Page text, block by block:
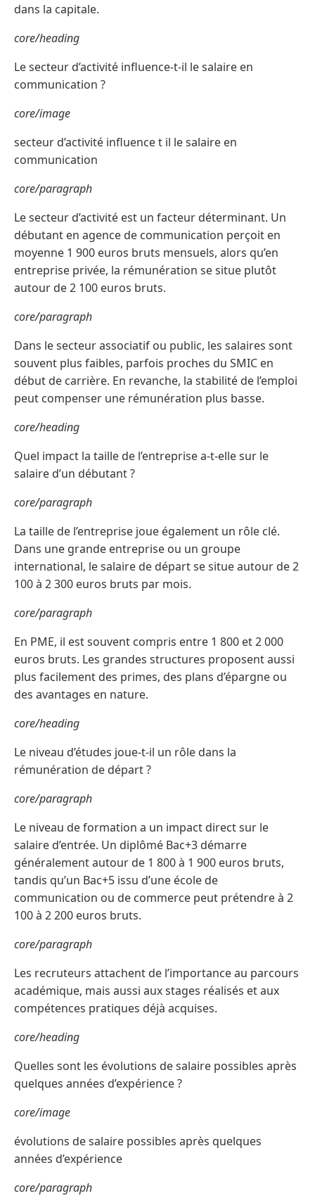
dans la capitale.
core/heading
Le secteur d’activité influence-t-il le salaire en
communication ?
core/image
secteur d’activité influence t il le salaire en
communication
core/paragraph
Le secteur d’activité est un facteur déterminant. Un
débutant en agence de communication perçoit en
moyenne 1 900 euros bruts mensuels, alors qu’en
entreprise privée, la rémunération se situe plutôt
autour de 2 100 euros bruts.
core/paragraph
Dans le secteur associatif ou public, les salaires sont
souvent plus faibles, parfois proches du SMIC en
début de carrière. En revanche, la stabilité de l’emploi
peut compenser une rémunération plus basse.
core/heading
Quel impact la taille de l’entreprise a-t-elle sur le
salaire d’un débutant ?
core/paragraph
La taille de l’entreprise joue également un rôle clé.
Dans une grande entreprise ou un groupe
international, le salaire de départ se situe autour de 2
100 à 2 300 euros bruts par mois.
core/paragraph
En PME, il est souvent compris entre 1 800 et 2 000
euros bruts. Les grandes structures proposent aussi
plus facilement des primes, des plans d’épargne ou
des avantages en nature.
core/heading
Le niveau d’études joue-t-il un rôle dans la
rémunération de départ ?
core/paragraph
Le niveau de formation a un impact direct sur le
salaire d’entrée. Un diplômé Bac+3 démarre
généralement autour de 1 800 à 1 900 euros bruts,
tandis qu’un Bac+5 issu d’une école de
communication ou de commerce peut prétendre à 2
100 à 2 200 euros bruts.
core/paragraph
Les recruteurs attachent de l’importance au parcours
académique, mais aussi aux stages réalisés et aux
compétences pratiques déjà acquises.
core/heading
Quelles sont les évolutions de salaire possibles après
quelques années d’expérience ?
core/image
évolutions de salaire possibles après quelques
années d’expérience
core/paragraph